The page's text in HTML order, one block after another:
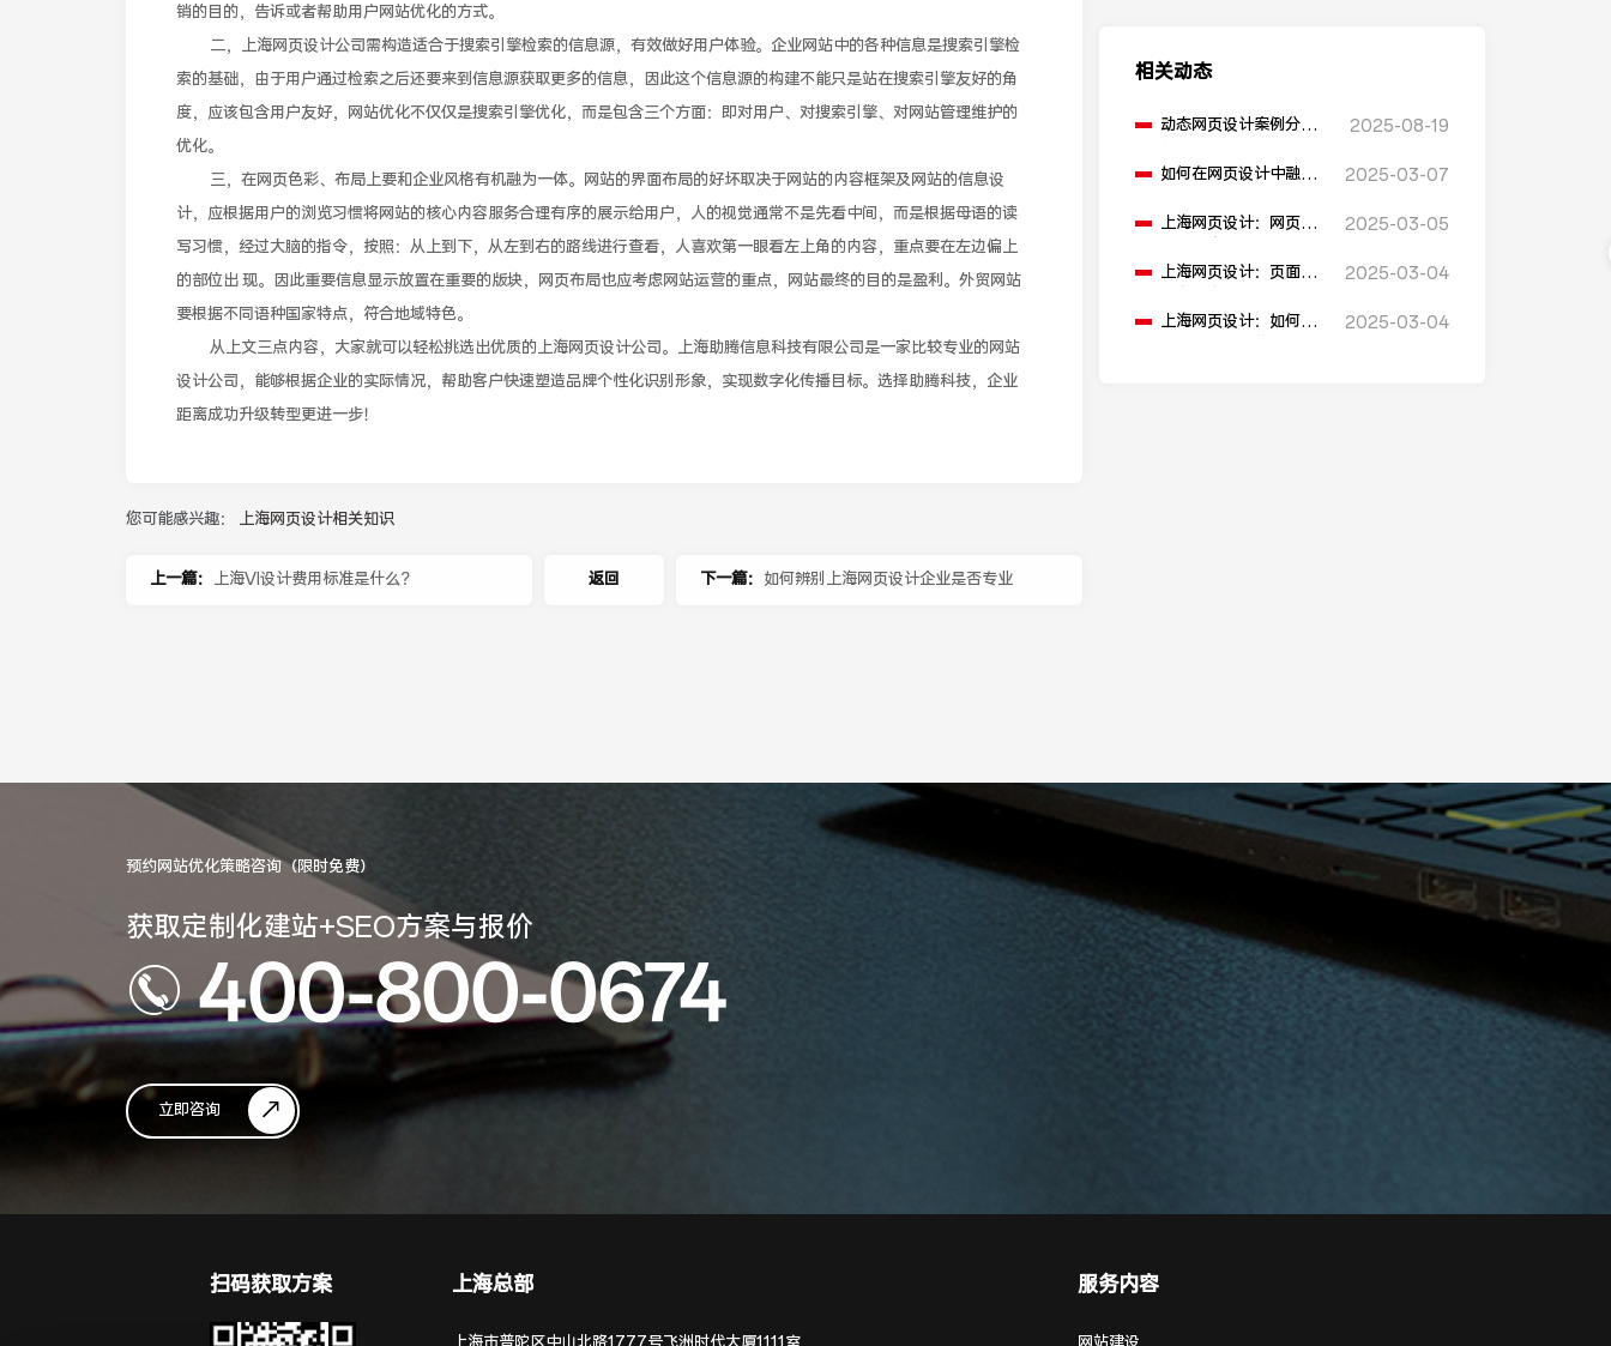
销的目的，告诉或者帮助用户网站优化的方式。
二，上海网页设计公司需构造适合于搜索引擎检索的信息源，有效做好用户体验。企业网站中的各种信息是搜索引擎检
索的基础，由于用户通过检索之后还要来到信息源获取更多的信息，因此这个信息源的构建不能只是站在搜索引擎友好的角
度，应该包含用户友好，网站优化不仅仅是搜索引擎优化，而是包含三个方面：即对用户、对搜索引擎、对网站管理维护的
优化。
三，在网页色彩、布局上要和企业风格有机融为一体。网站的界面布局的好坏取决于网站的内容框架及网站的信息设
计，应根据用户的浏览习惯将网站的核心内容服务合理有序的展示给用户，人的视觉通常不是先看中间，而是根据母语的读
写习惯，经过大脑的指令，按照：从上到下，从左到右的路线进行查看，人喜欢第一眼看左上角的内容，重点要在左边偏上
的部位出 现。因此重要信息显示放置在重要的版块，网页布局也应考虑网站运营的重点，网站最终的目的是盈利。外贸网站
要根据不同语种国家特点，符合地域特色。
从上文三点内容，大家就可以轻松挑选出优质的上海网页设计公司。上海助腾信息科技有限公司是一家比较专业的网站
设计公司，能够根据企业的实际情况，帮助客户快速塑造品牌个性化识别形象，实现数字化传播目标。选择助腾科技，企业
距离成功升级转型更进一步！
您可能感兴趣： 上海网页设计相关知识
上一篇： 上海VI设计费用标准是什么？ 下一篇： 如何辨别上海网页设计企业是否专业
返回
相关动态
动态网页设计案例分析
2025-08-19
如何在网页设计中融入
2025-03-07
上海网页设计：网页的
行性能优化？
2025-03-05
上海网页设计：页面中
息层级划分？
2025-03-04
上海网页设计：如何设
2025-03-04
预约网站优化策略咨询（限时免费）
获取定制化建站+SEO方案与报价
400-800-0674
立即咨询
扫码获取方案 上海总部 服务内容